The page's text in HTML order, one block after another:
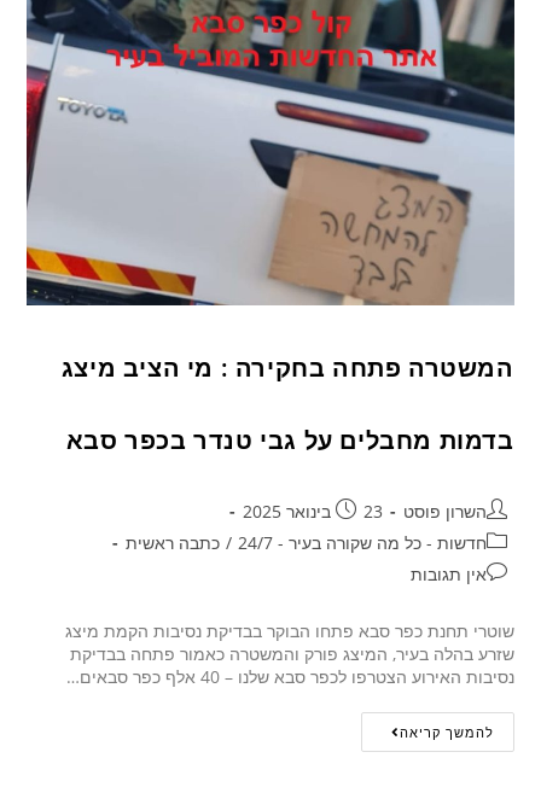
המשטרה פתחה בחקירה : מי הציב מיצג
בדמות מחבלים על גבי טנדר בכפר סבא
השרון פוסט
23 בינואר 2025
חדשות - כל מה שקורה בעיר - 24/7
/ כתבה ראשית
אין תגובות
שוטרי תחנת כפר סבא פתחו הבוקר בבדיקת נסיבות הקמת מיצג
שזרע בהלה בעיר, המיצג פורק והמשטרה כאמור פתחה בבדיקת
נסיבות האירוע הצטרפו לכפר סבא שלנו – 40 אלף כפר סבאים…
להמשך קריאה